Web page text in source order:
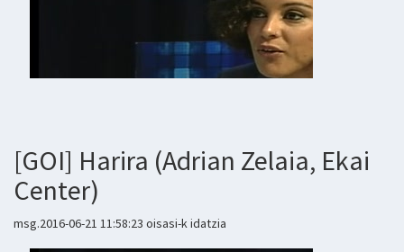
[GOI] Harira (Adrian Zelaia, Ekai
Center)
msg.2016-06-21 11:58:23 oisasi-k idatzia